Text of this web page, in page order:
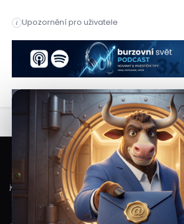
i Upozornění pro uživatele
Praha - Pražská burza v závěru týdne
Veškeré informace a materiály zveřejněné na
Burzovního Světa vycházejí z veřejně dostupných a
jejich zpracování je postupováno s odbornou péčí a
objektivní, aktuální a srozumitelné informace. Obsah
slouží výhradně k informačním a vzdělávacím